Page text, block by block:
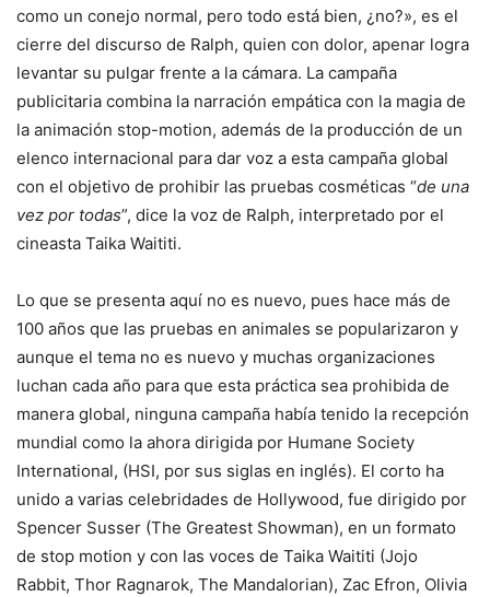
como un conejo normal, pero todo está bien, ¿no?», es el
cierre del discurso de Ralph, quien con dolor, apenar logra
levantar su pulgar frente a la cámara. La campaña
publicitaria combina la narración empática con la magia de
la animación stop-motion, además de la producción de un
elenco internacional para dar voz a esta campaña global
con el objetivo de prohibir las pruebas cosméticas “de una
vez por todas”, dice la voz de Ralph, interpretado por el
cineasta Taika Waititi.
Lo que se presenta aquí no es nuevo, pues hace más de
100 años que las pruebas en animales se popularizaron y
aunque el tema no es nuevo y muchas organizaciones
luchan cada año para que esta práctica sea prohibida de
manera global, ninguna campaña había tenido la recepción
mundial como la ahora dirigida por Humane Society
International, (HSI, por sus siglas en inglés). El corto ha
unido a varias celebridades de Hollywood, fue dirigido por
Spencer Susser (The Greatest Showman), en un formato
de stop motion y con las voces de Taika Waititi (Jojo
Rabbit, Thor Ragnarok, The Mandalorian), Zac Efron, Olivia